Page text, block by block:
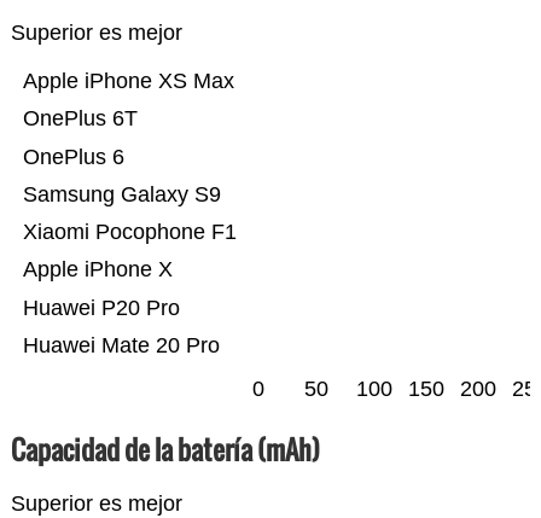
Superior es mejor
Huawei Mate 20 Pro
Huawei P20 Pro
Apple iPhone X
Xiaomi Pocophone F1
Samsung Galaxy S9
OnePlus 6
OnePlus 6T
Apple iPhone XS Max
0 50 100 150 200
Capacidad de la batería (mAh)
Superior es mejor